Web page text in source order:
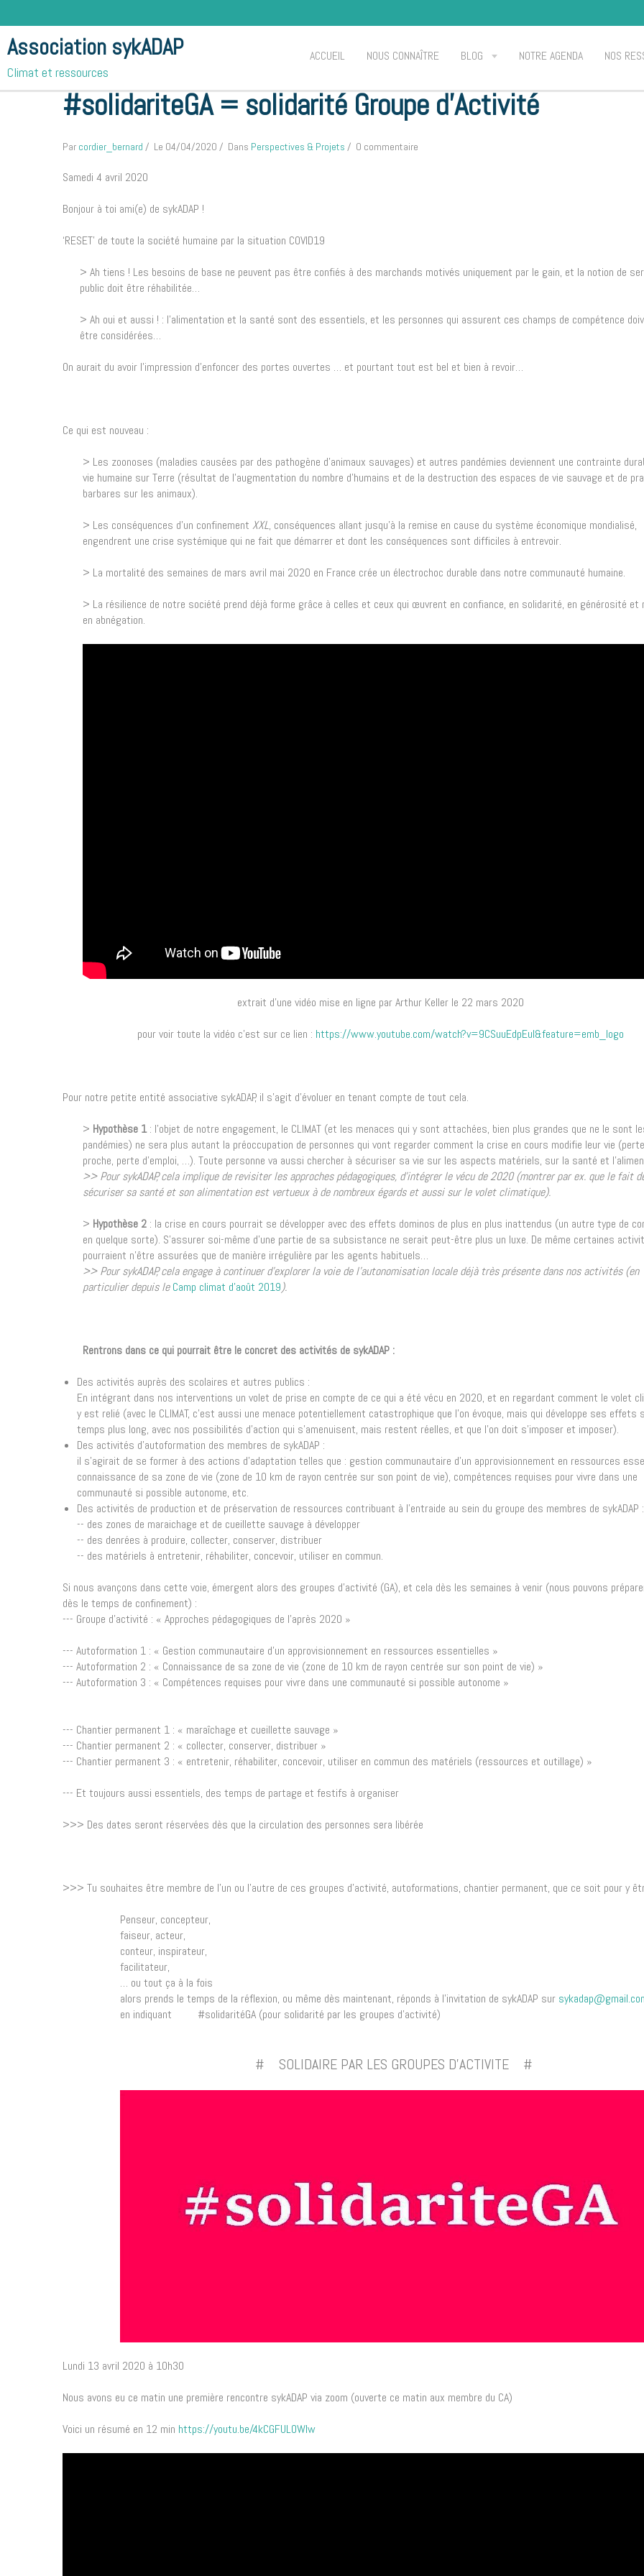
Association sykADAP
Climat et ressources
ACCUEIL NOUS CONNAÎTRE BLOG NOTRE AGENDA NOS
Accueil
#solidariteGA = solidarité Groupe d'Activité
Par cordier_bernard Le 04/04/2020 Dans Perspectives & Projets 0 commentaire
Samedi 4 avril 2020
Bonjour à toi ami(e) de sykADAP !
‘RESET’ de toute la société humaine par la situation COVID19
> Ah tiens ! Les besoins de base ne peuvent pas être confiés à des marchands motivés uniquement par le gain, et la notion de
public doit être réhabilitée…
> Ah oui et aussi ! : l’alimentation et la santé sont des essentiels, et les personnes qui assurent ces champs de compétence
être considérées…
On aurait du avoir l’impression d’enfoncer des portes ouvertes … et pourtant tout est bel et bien à revoir…
Ce qui est nouveau :
> Les zoonoses (maladies causées par des pathogène d’animaux sauvages) et autres pandémies deviennent une contrainte
vie humaine sur Terre (résultat de l’augmentation du nombre d’humains et de la destruction des espaces de vie sauvage et de
barbares sur les animaux).
> Les conséquences d’un confinement XXL, conséquences allant jusqu’à la remise en cause du système économique mondialisé,
engendrent une crise systémique qui ne fait que démarrer et dont les conséquences sont difficiles à entrevoir.
> La mortalité des semaines de mars avril mai 2020 en France crée un électrochoc durable dans notre communauté humaine.
> La résilience de notre société prend déjà forme grâce à celles et ceux qui œuvrent en confiance, en solidarité, en générosité et
en abnégation.
extrait d'une vidéo mise en ligne par Arthur Keller le 22 mars 2020
pour voir toute la vidéo c'est sur ce lien : https://www.youtube.com/watch?v=9CSuuEdpEuI&feature=emb_logo
Pour notre petite entité associative sykADAP, il s’agit d’évoluer en tenant compte de tout cela.
> Hypothèse 1: l’objet de notre engagement, le CLIMAT (et les menaces qui y sont attachées, bien plus grandes que ne le sont
pandémies) ne sera plus autant la préoccupation de personnes qui vont regarder comment la crise en cours modifie leur vie (perte
proche, perte d’emploi, …). Toute personne va aussi chercher à sécuriser sa vie sur les aspects matériels, sur la santé et
>> Pour sykADAP, cela implique de revisiter les approches pédagogiques, d’intégrer le vécu de 2020 (montrer par ex. que le fait
sécuriser sa santé et son alimentation est vertueux à de nombreux égards et aussi sur le volet climatique).
> Hypothèse 2 : la crise en cours pourrait se développer avec des effets dominos de plus en plus inattendus (un autre type de
en quelque sorte). S’assurer soi-même d’une partie de sa subsistance ne serait peut-être plus un luxe. De même certaines
pourraient n’être assurées que de manière irrégulière par les agents habituels…
>> Pour sykADAP, cela engage à continuer d’explorer la voie de l’autonomisation locale déjà très présente dans nos activités (en
particulier depuis leCamp climat d’août 2019).
Rentrons dans ce qui pourrait être le concret des activités de sykADAP :
Des activités auprès des scolaires et autres publics :
En intégrant dans nos interventions un volet de prise en compte de ce qui a été vécu en 2020, et en regardant comment le volet
y est relié (avec le CLIMAT, c’est aussi une menace potentiellement catastrophique que l’on évoque, mais qui développe ses effets
temps plus long, avec nos possibilités d’action qui s’amenuisent, mais restent réelles, et que l’on doit s’imposer et imposer).
Des activités d’autoformation des membres de sykADAP :
il s’agirait de se former à des actions d’adaptation telles que : gestion communautaire d’un approvisionnement en ressources
connaissance de sa zone de vie (zone de 10 km de rayon centrée sur son point de vie), compétences requises pour vivre dans une
communauté si possible autonome, etc.
Des activités de production et de préservation de ressources contribuant à l’entraide au sein du groupe des membres de sykADAP :
-- des zones de maraichage et de cueillette sauvage à développer
-- des denrées à produire, collecter, conserver, distribuer
-- des matériels à entretenir, réhabiliter, concevoir, utiliser en commun.
Si nous avançons dans cette voie, émergent alors des groupes d’activité (GA), et cela dès les semaines à venir (nous pouvons
dès le temps de confinement) :
--- Groupe d’activité : « Approches pédagogiques de l’après 2020 »
--- Autoformation 1 : « Gestion communautaire d’un approvisionnement en ressources essentielles »
--- Autoformation 2 : « Connaissance de sa zone de vie (zone de 10 km de rayon centrée sur son point de vie) »
--- Autoformation 3 : « Compétences requises pour vivre dans une communauté si possible autonome »
--- Chantier permanent 1 : « maraîchage et cueillette sauvage »
--- Chantier permanent 2 : « collecter, conserver, distribuer »
--- Chantier permanent 3 : « entretenir, réhabiliter, concevoir, utiliser en commun des matériels (ressources et outillage) »
--- Et toujours aussi essentiels, des temps de partage et festifs à organiser
>>> Des dates seront réservées dès que la circulation des personnes sera libérée
>>> Tu souhaites être membre de l’un ou l’autre de ces groupes d’activité, autoformations, chantier permanent, que ce soit pour y
Penseur, concepteur,
faiseur, acteur,
conteur, inspirateur,
facilitateur,
… ou tout ça à la fois
alors prends le temps de la réflexion, ou même dès maintenant, réponds à l’invitation de sykADAP sur
en indiquant #solidaritéGA (pour solidarité par les groupes d’activité)
# SOLIDAIRE PAR LES GROUPES D'ACTIVITE #
Lundi 13 avril 2020 à 10h30
Nous avons eu ce matin une première rencontre sykADAP via zoom (ouverte ce matin aux membre du CA)
Voici un résumé en 12 min https://youtu.be/4kCGFULOWIw